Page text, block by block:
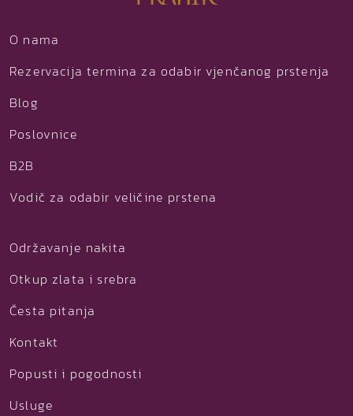
O nama
Rezervacija termina za odabir vjenčanog prstenja
Blog
Poslovnice
B2B
Vodič za odabir veličine prstena
Održavanje nakita
Otkup zlata i srebra
Česta pitanja
Kontakt
Popusti i pogodnosti
Usluge